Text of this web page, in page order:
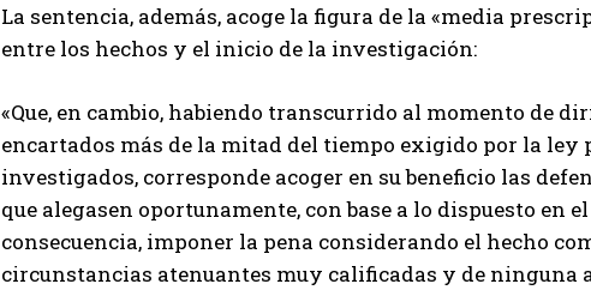
La sentencia, además, acoge la figura de la «media
entre los hechos y el inicio de la investigación:
«Que, en cambio, habiendo transcurrido al momento de
encartados más de la mitad del tiempo exigido por la ley
investigados, corresponde acoger en su beneficio las
que alegasen oportunamente, con base a lo dispuesto en
consecuencia, imponer la pena considerando el hecho
circunstancias atenuantes muy calificadas y de ninguna